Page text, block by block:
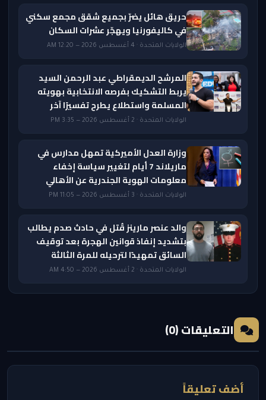
حريق هائل يضرّ بجميع شقق مجمع سكني
في كاليفورنيا ويهجّر عشرات السكان
الولايات المتحدة · 4 أغسطس 2026 — 12:20 AM
المرشح الديمقراطي عبد الرحمن السيد
يربط التشكيك بفرصه الانتخابية بهويته
المسلمة واستطلاع يطرح تفسيرًا آخر
الولايات المتحدة · 2 أغسطس 2026 — 3:35 PM
وزارة العدل الأميركية تمهل مدارس في
ماريلاند 7 أيام لتغيير سياسة إخفاء
معلومات الهوية الجندرية عن الأهالي
الولايات المتحدة · 3 أغسطس 2026 — 11:05 PM
والد عنصر مارينز قُتل في حادث صدم يطالب
بتشديد إنفاذ قوانين الهجرة بعد توقيف
السائق تمهيدًا لترحيله للمرة الثالثة
الولايات المتحدة · 2 أغسطس 2026 — 4:50 AM
التعليقات (0)
أضف تعليقاً